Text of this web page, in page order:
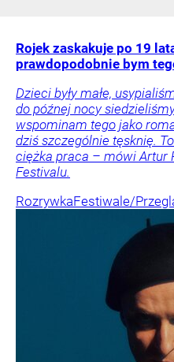
Rojek zaskakuje po 19
prawdopodobnie bym
Dzieci były małe,
do późnej nocy
wspominam tego jako
dziś szczególnie tęsknię.
ciężka praca – mówi Artur
Festivalu.
RozrywkaFestiwale/